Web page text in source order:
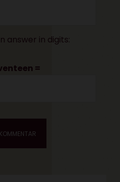
answer in digits:
=